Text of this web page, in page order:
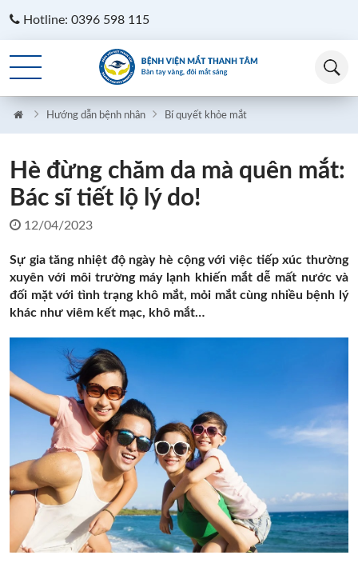
Hotline: 0396 598 115
Hướng dẫn bệnh nhân Bí quyết khỏe mắt
Hè đừng chăm da mà quên mắt:
Bác sĩ tiết lộ lý do!
12/04/2023
Sự gia tăng nhiệt độ ngày hè cộng với việc tiếp xúc thường
xuyên với môi trường máy lạnh khiến mắt dễ mất nước và
đối mặt với tình trạng khô mắt, mỏi mắt cùng nhiều bệnh lý
khác như viêm kết mạc, khô mắt…